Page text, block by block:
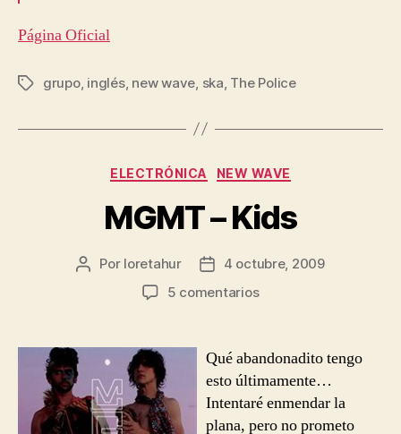
Página Oficial
Etiquetas
grupo, inglés, new wave ska The Police
Categorías
ELECTRÓNICA NEW WAVE
MGMT – Kids
Autor
Por loretahur
Fecha4 octubre, 2009
5 comentariosen
Kids
Qué abandonadito tengo
esto últimamente…
Intentaré enmendar la
plana, pero no prometo